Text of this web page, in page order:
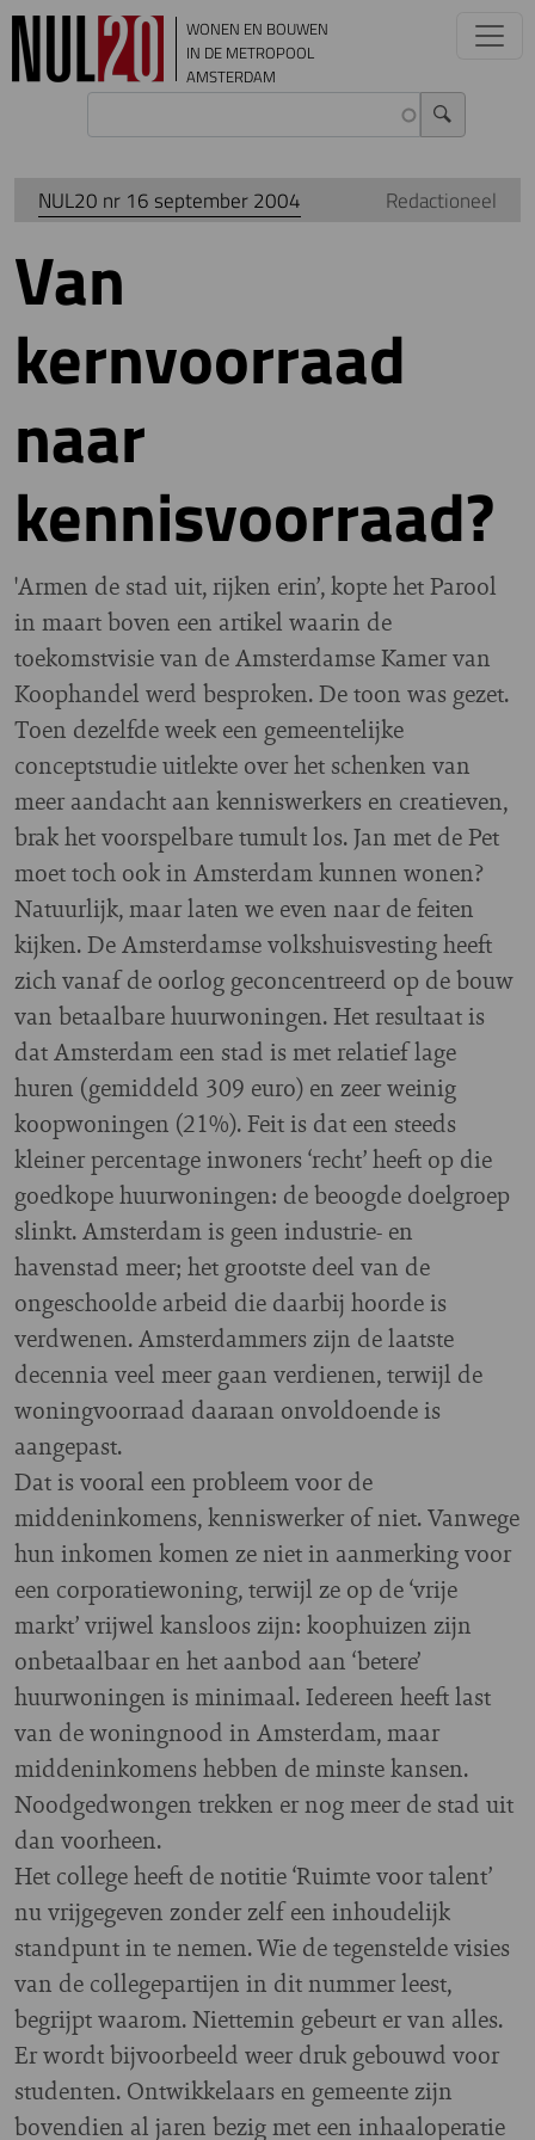
Overslaan en naar de inhoud gaan
WONEN EN BOUWEN
IN DE METROPOOL
AMSTERDAM
NUL20 nr 16 september 2004 Redactioneel
Van
kernvoorraad
naar
kennisvoorraad?
'Armen de stad uit, rijken erin’, kopte het Parool
in maart boven een artikel waarin de
toekomstvisie van de Amsterdamse Kamer van
Koophandel werd besproken. De toon was gezet.
Toen dezelfde week een gemeentelijke
conceptstudie uitlekte over het schenken van
meer aandacht aan kenniswerkers en creatieven,
brak het voorspelbare tumult los. Jan met de Pet
moet toch ook in Amsterdam kunnen wonen?
Natuurlijk, maar laten we even naar de feiten
kijken. De Amsterdamse volkshuisvesting heeft
zich vanaf de oorlog geconcentreerd op de bouw
van betaalbare huurwoningen. Het resultaat is
dat Amsterdam een stad is met relatief lage
huren (gemiddeld 309 euro) en zeer weinig
koopwoningen (21%). Feit is dat een steeds
kleiner percentage inwoners ‘recht’ heeft op die
goedkope huurwoningen: de beoogde doelgroep
slinkt. Amsterdam is geen industrie- en
havenstad meer; het grootste deel van de
ongeschoolde arbeid die daarbij hoorde is
verdwenen. Amsterdammers zijn de laatste
decennia veel meer gaan verdienen, terwijl de
woningvoorraad daaraan onvoldoende is
aangepast.
Dat is vooral een probleem voor de
middeninkomens, kenniswerker of niet. Vanwege
hun inkomen komen ze niet in aanmerking voor
een corporatiewoning, terwijl ze op de ‘vrije
markt’ vrijwel kansloos zijn: koophuizen zijn
onbetaalbaar en het aanbod aan ‘betere’
huurwoningen is minimaal. Iedereen heeft last
van de woningnood in Amsterdam, maar
middeninkomens hebben de minste kansen.
Noodgedwongen trekken er nog meer de stad uit
dan voorheen.
Het college heeft de notitie ‘Ruimte voor talent’
nu vrijgegeven zonder zelf een inhoudelijk
standpunt in te nemen. Wie de tegenstelde visies
van de collegepartijen in dit nummer leest,
begrijpt waarom. Niettemin gebeurt er van alles.
Er wordt bijvoorbeeld weer druk gebouwd voor
studenten. Ontwikkelaars en gemeente zijn
bovendien al jaren bezig met een inhaaloperatie